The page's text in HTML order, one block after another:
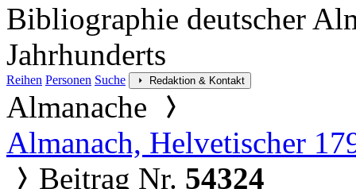
Bibliographie deutscher
Jahrhunderts
Reihen Personen Suche Redaktion & Kontakt
Almanache
Almanach, Helvetischer
Beitrag Nr. 54324